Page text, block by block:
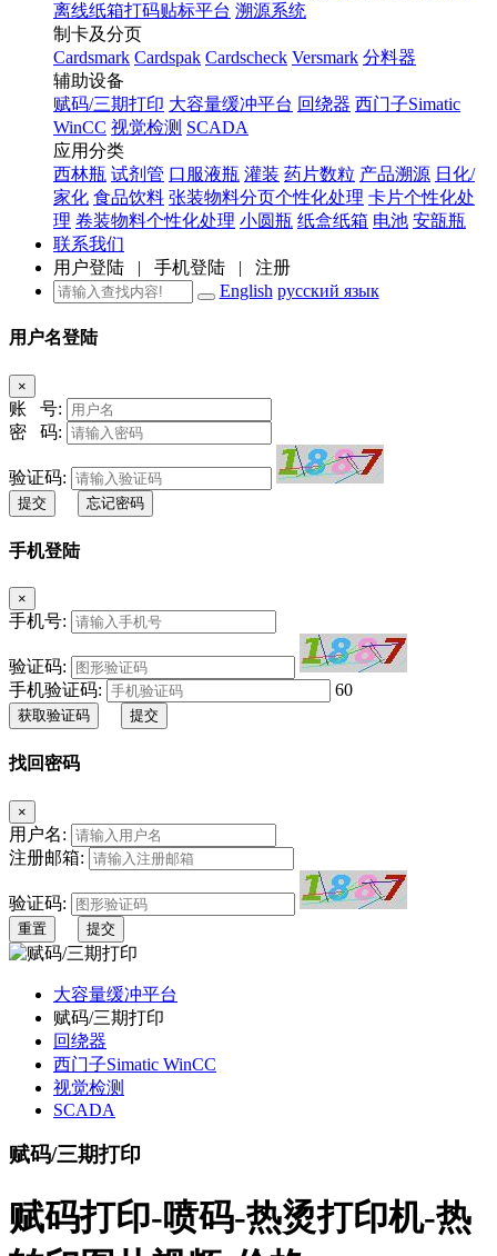
离线纸箱打码贴标平台 溯源系统
制卡及分页
Cardsmark Cardspak Cardscheck Versmark 分料器
辅助设备
赋码/三期打印 大容量缓冲平台 回绕器 西门子Simatic
WinCC 视觉检测 SCADA
应用分类
西林瓶 试剂管 口服液瓶 灌装 药片数粒 产品溯源 日化/
家化 食品饮料 张装物料分页个性化处理 卡片个性化处
理 卷装物料个性化处理 小圆瓶 纸盒纸箱 电池 安瓿瓶
联系我们
用户登陆 | 手机登陆 | 注册
English русский язык
用户名登陆
×
账 号:
密 码:
验证码:
提交 忘记密码
手机登陆
×
手机号:
验证码:
手机验证码:
60
获取验证码 提交
找回密码
×
用户名:
注册邮箱:
验证码:
重置 提交
大容量缓冲平台
赋码/三期打印
回绕器
西门子Simatic WinCC
视觉检测
SCADA
赋码/三期打印
赋码打印-喷码-热烫打印机-热